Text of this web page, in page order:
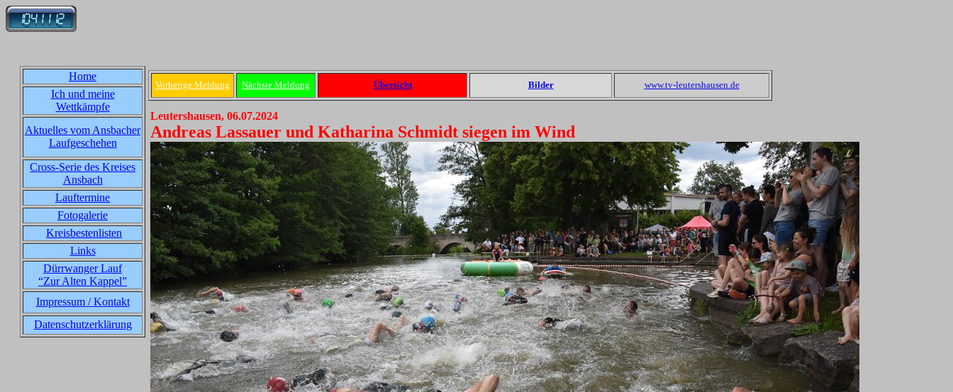
Home
Ich und meine
Wettkämpfe
Aktuelles vom Ansbacher
Laufgeschehen
Cross-Serie des Kreises
Ansbach
Lauftermine
Fotogalerie
Kreisbestenlisten
Links
Dürrwanger Lauf
“Zur Alten Kappel”
Impressum / Kontakt
Datenschutzerklärung
Vorherige Meldung Nächste Meldung Übersicht Bilder www.tv-leutershausen.de
Leutershausen, 06.07.2024
Andreas Lassauer und Katharina Schmidt siegen im Wind